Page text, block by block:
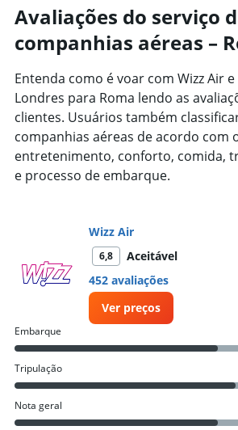
Range:
91
categories.
chart
has
1
Y
axis
displaying
values.
Range:
Avaliações do serviço
companhias aéreas –
Entenda como é voar com Wizz Air e
Londres para Roma lendo as
clientes. Usuários também
companhias aéreas de acordo com
entretenimento, conforto, comida,
e processo de embarque.
Wizz Air
6,8
Aceitável
452 avaliações
Ver preços
Embarque
Tripulação
Nota geral